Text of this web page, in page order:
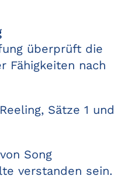
überprüft die
Fähigkeiten nach
Sätze 1 und
Song
verstanden sein.